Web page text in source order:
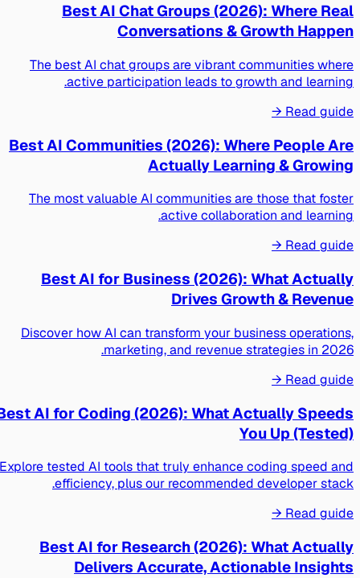
Best AI Chat Groups (2026): Where Real
Conversations & Growth Happen
The best AI chat groups are vibrant communities where
active participation leads to growth and learning.
Read guide →
Best AI Communities (2026): Where People Are
Actually Learning & Growing
The most valuable AI communities are those that foster
active collaboration and learning.
Read guide →
Best AI for Business (2026): What Actually
Drives Growth & Revenue
Discover how AI can transform your business operations,
marketing, and revenue strategies in 2026.
Read guide →
Best AI for Coding (2026): What Actually Speeds
You Up (Tested)
Explore tested AI tools that truly enhance coding speed and
efficiency, plus our recommended developer stack.
Read guide →
Best AI for Research (2026): What Actually
Delivers Accurate, Actionable Insights